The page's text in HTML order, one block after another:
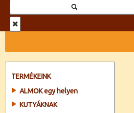
TERMÉKEINK
ALMOK egy helyen
KUTYÁKNAK